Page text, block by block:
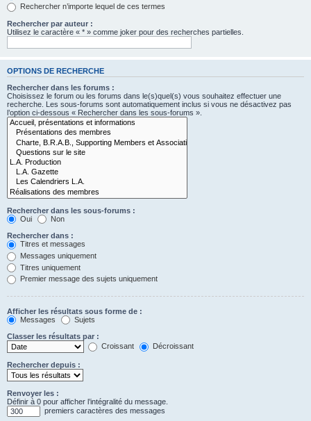
Rechercher n’importe lequel de ces termes
Rechercher par auteur :
Utilisez le caractère « * » comme joker pour des recherches partielles.
OPTIONS DE RECHERCHE
Rechercher dans les forums :
Choisissez le forum ou les forums dans le(s)quel(s) vous souhaitez effectuer une
recherche. Les sous-forums sont automatiquement inclus si vous ne désactivez pas
l’option ci-dessous « Rechercher dans les sous-forums ».
Rechercher dans les sous-forums :
Oui
Non
Rechercher dans :
Titres et messages
Messages uniquement
Titres uniquement
Premier message des sujets uniquement
Afficher les résultats sous forme de :
Messages
Sujets
Classer les résultats par :
Croissant
Décroissant
Rechercher depuis :
Renvoyer les :
Définir à 0 pour afficher l’intégralité du message.
premiers caractères des messages